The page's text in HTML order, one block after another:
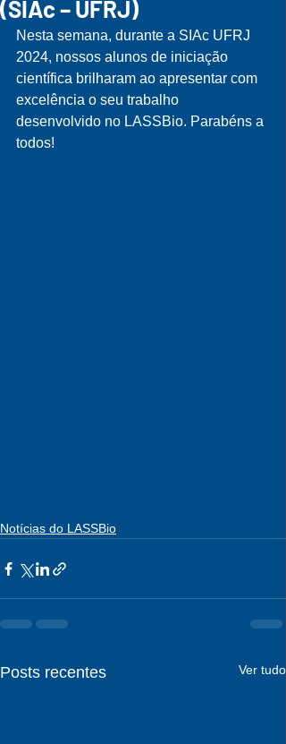
(SIAc – UFRJ)
Nesta semana, durante a SIAc UFRJ
2024, nossos alunos de iniciação
científica brilharam ao apresentar com
excelência o seu trabalho
desenvolvido no LASSBio. Parabéns a
todos!
Notícias do LASSBio
Posts recentes Ver tudo